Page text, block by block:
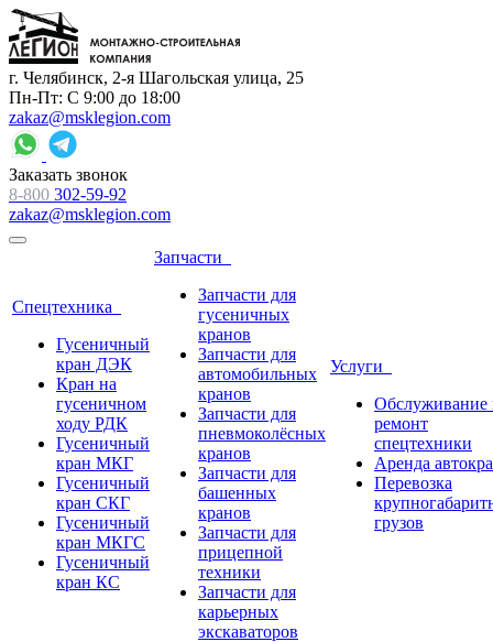
г. Челябинск, 2-я Шагольская улица, 25
Пн-Пт: С 9:00 до 18:00
zakaz@msklegion.com
Заказать звонок
8-800 302-59-92
zakaz@msklegion.com
Спецтехника
Гусеничный
кран ДЭК
Кран на
гусеничном
ходу РДК
Гусеничный
кран МКГ
Гусеничный
кран СКГ
Гусеничный
кран МКГС
Гусеничный
кран КС
Запчасти
Запчасти для
гусеничных
кранов
Запчасти для
автомобильных
кранов
Запчасти для
пневмоколёсных
кранов
Запчасти для
башенных
кранов
Запчасти для
прицепной
техники
Запчасти для
карьерных
экскаваторов
Услуги
Обслуживание
ремонт
спецтехники
Аренда
Перевозка
грузов